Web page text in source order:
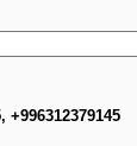
+996312379145